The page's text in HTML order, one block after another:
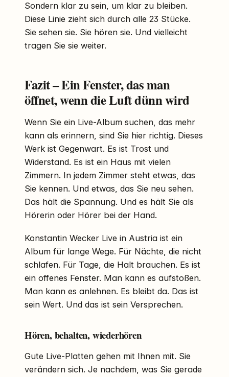
Sondern klar zu sein, um klar zu bleiben.
Diese Linie zieht sich durch alle 23 Stücke.
Sie sehen sie. Sie hören sie. Und vielleicht
tragen Sie sie weiter.
Fazit – Ein Fenster, das man
öffnet, wenn die Luft dünn wird
Wenn Sie ein Live-Album suchen, das mehr
kann als erinnern, sind Sie hier richtig. Dieses
Werk ist Gegenwart. Es ist Trost und
Widerstand. Es ist ein Haus mit vielen
Zimmern. In jedem Zimmer steht etwas, das
Sie kennen. Und etwas, das Sie neu sehen.
Das hält die Spannung. Und es hält Sie als
Hörerin oder Hörer bei der Hand.
Konstantin Wecker Live in Austria ist ein
Album für lange Wege. Für Nächte, die nicht
schlafen. Für Tage, die Halt brauchen. Es ist
ein offenes Fenster. Man kann es aufstoßen.
Man kann es anlehnen. Es bleibt da. Das ist
sein Wert. Und das ist sein Versprechen.
Hören, behalten, wiederhören
Gute Live-Platten gehen mit Ihnen mit. Sie
verändern sich. Je nachdem, was Sie gerade